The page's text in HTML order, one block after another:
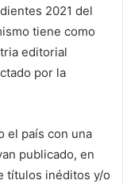
2021 del
tiene como
editorial
por la
el país con una
publicado, en
títulos inéditos y/o